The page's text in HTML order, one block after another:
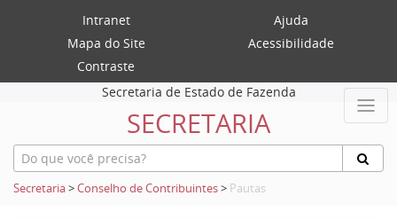
Intranet
Ajuda
Mapa do Site
Acessibilidade
Contraste
Secretaria de Estado de Fazenda
SECRETARIA
Secretaria>Conselho de Contribuintes> Pautas